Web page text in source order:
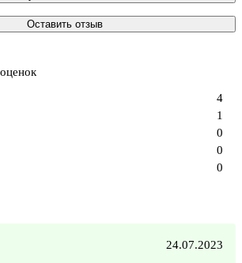
Оставить отзыв
0
0
0
1
4
24.07.2023